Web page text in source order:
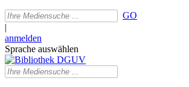
GO
|
anmelden
Sprache auswählen